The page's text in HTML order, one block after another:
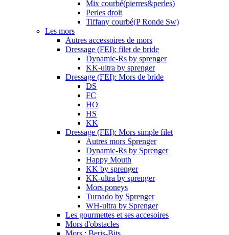
Mix courbé(pierres&perles)
Perles droit
Tiffany courbé(P Ronde Sw)
Les mors
Autres accessoires de mors
Dressage (FEI): filet de bride
Dynamic-Rs by sprenger
KK-ultra by sprenger
Dressage (FEI): Mors de bride
DS
FC
HO
HS
KK
Dressage (FEI): Mors simple filet
Autres mors Sprenger
Dynamic-Rs by Sprenger
Happy Mouth
KK by sprenger
KK-ultra by sprenger
Mors poneys
Turnado by Sprenger
WH-ultra by Sprenger
Les gourmettes et ses accesoires
Mors d'obstacles
Mors : Beris-Bits